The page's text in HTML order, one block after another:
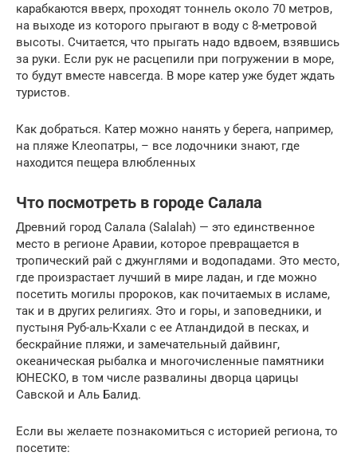
карабкаются вверх, проходят тоннель около 70 метров,
на выходе из которого прыгают в воду с 8-метровой
высоты. Считается, что прыгать надо вдвоем, взявшись
за руки. Если рук не расцепили при погружении в море,
то будут вместе навсегда. В море катер уже будет ждать
туристов.
Как добраться. Катер можно нанять у берега, например,
на пляже Клеопатры, – все лодочники знают, где
находится пещера влюбленных
Что посмотреть в городе Салала
Древний город Салала (Salalah) — это единственное
место в регионе Аравии, которое превращается в
тропический рай с джунглями и водопадами. Это место,
где произрастает лучший в мире ладан, и где можно
посетить могилы пророков, как почитаемых в исламе,
так и в других религиях. Это и горы, и заповедники, и
пустыня Руб-аль-Кхали с ее Атландидой в песках, и
бескрайние пляжи, и замечательный дайвинг,
океаническая рыбалка и многочисленные памятники
ЮНЕСКО, в том числе развалины дворца царицы
Савской и Аль Балид.
Если вы желаете познакомиться с историей региона, то
посетите: